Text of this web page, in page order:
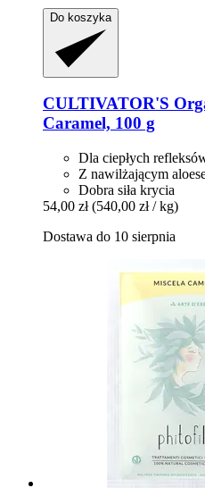
Do koszyka
CULTIVATOR'S
Caramel, 100 g
Dla ciepłych
Z nawilżającym
Dobra siła krycia
54,00 zł (540,00 zł / kg)
Dostawa do 10 sierpnia